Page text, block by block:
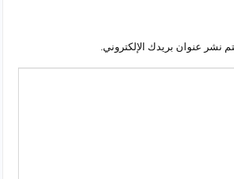
نشر عنوان بريدك الإلكتروني.